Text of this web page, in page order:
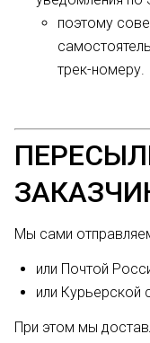
поэтому
трек-номеру.
Мы сами
или Почтой
или
При этом мы